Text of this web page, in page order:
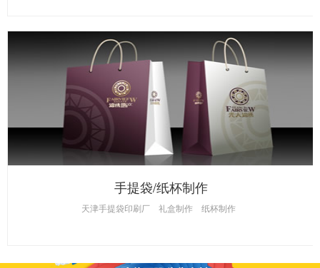
手提袋/纸杯制作
天津手提袋印刷厂 礼盒制作 纸杯制作